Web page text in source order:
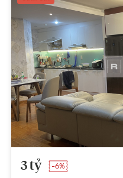
3 tỷ -6%